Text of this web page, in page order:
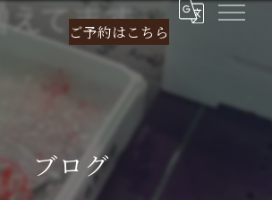
ご予約はこちら
ブログ